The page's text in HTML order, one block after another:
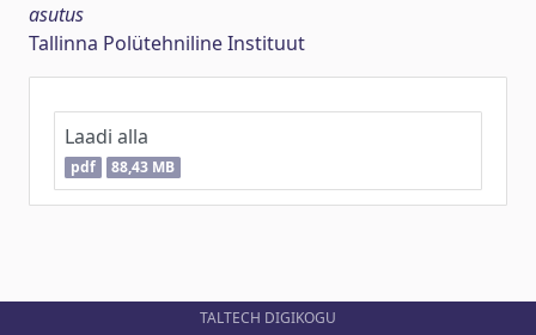
asutus
Tallinna Polütehniline Instituut
Laadi alla
pdf 88,43 MB
TALTECH DIGIKOGU